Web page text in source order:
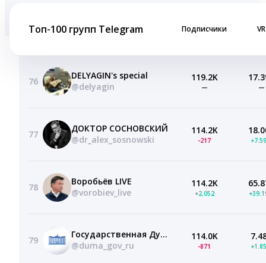
Топ-100 групп Telegram Подписчики VR
76
DELYAGIN's special
@delyagin
119.2K
— —
77
ДОКТОР СОСНОВСКИЙ
@dr_alex_sosnowski
114.2K
-217
78
Воробьёв LIVE
@vorobiev_live
114.2K
+2,052
79
Государственная Дума
@duma_gov_ru
114.0K
-871